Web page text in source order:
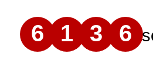
6 1 3 6